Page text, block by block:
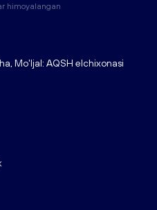
himoyalangan
Mo'ljal: AQSH elchixonasi